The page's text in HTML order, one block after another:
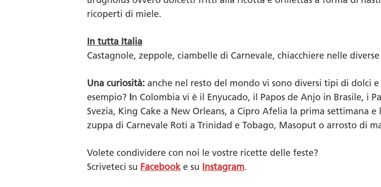
ricoperti di miele.
In tutta Italia
Castagnole, zeppole, ciambelle di Carnevale, chiacchiere nelle
Una curiosità: anche nel resto del mondo vi sono diversi tipi di dolci
esempio? In Colombia vi è il Enyucado, il Papos de Anjo in Brasile, i
Svezia, King Cake a New Orleans, a CiproAfelia la prima settimana e
zuppa di Carnevale Roti a Trinidad e Tobago, Masoput o arrosto di
Volete condividere con noi le vostre ricette delle feste?
Scriveteci su Facebooke su Instagram.